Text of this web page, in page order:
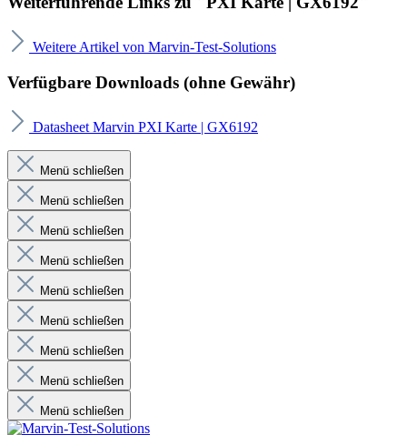
Weitere Artikel von Marvin-Test-Solutions
Verfügbare Downloads (ohne Gewähr)
Datasheet Marvin PXI Karte | GX6192
Menü schließen
Menü schließen
Menü schließen
Menü schließen
Menü schließen
Menü schließen
Menü schließen
Menü schließen
Menü schließen